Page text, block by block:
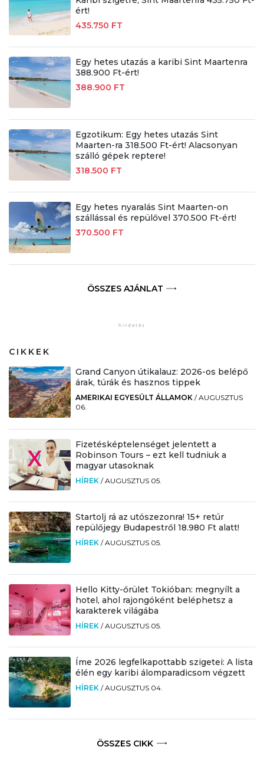
ért!
435.750 FT
Egy hetes utazás a karibi Sint Maartenra
388.900 Ft-ért!
388.900 FT
Egzotikum: Egy hetes utazás Sint
Maarten-ra 318.500 Ft-ért! Alacsonyan
szálló gépek reptere!
318.500 FT
Egy hetes nyaralás Sint Maarten-on
szállással és repülővel 370.500 Ft-ért!
370.500 FT
ÖSSZES AJÁNLAT
CIKKEK
Grand Canyon útikalauz: 2026-os belépő
árak, túrák és hasznos tippek
AMERIKAI EGYESÜLT ÁLLAMOK /AUGUSZTUS
06.
Fizetésképtelenséget jelentett a
Robinson Tours – ezt kell tudniuk a
magyar utasoknak
HÍREK /AUGUSZTUS 05.
Startolj rá az utószezonra! 15+ retúr
repülőjegy Budapestről 18.980 Ft alatt!
HÍREK /AUGUSZTUS 05.
Hello Kitty-őrület Tokióban: megnyílt a
hotel, ahol rajongóként beléphetsz a
karakterek világába
HÍREK /AUGUSZTUS 05.
Íme 2026 legfelkapottabb szigetei: A lista
élén egy karibi álomparadicsom végzett
HÍREK /AUGUSZTUS 04.
ÖSSZES CIKK